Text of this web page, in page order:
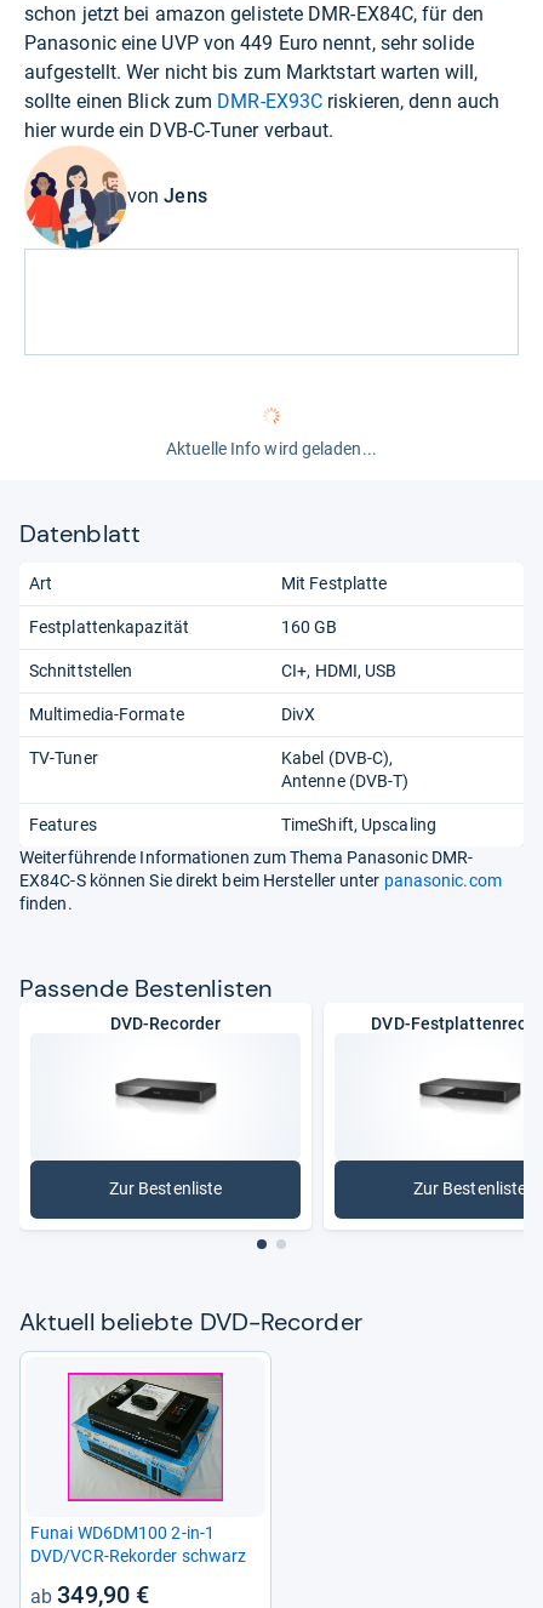
schon jetzt bei amazon gelistete DMR-EX84C, für den
Panasonic eine UVP von 449 Euro nennt, sehr solide
aufgestellt. Wer nicht bis zum Marktstart warten will,
sollte einen Blick zum DMR-EX93C riskieren, denn auch
hier wurde ein DVB-C-Tuner verbaut.
vonJens
Aktuelle Info wird geladen...
Datenblatt
Art Mit Festplatte
Festplattenkapazität 160 GB
Schnittstellen CI+ HDMI USB
Multimedia-Formate DivX
TV-Tuner
Kabel (DVB-C)
Antenne (DVB-T)
Features TimeShift Upscaling
Weiterführende Informationen zum Thema Panasonic DMR-
EX84C-S können Sie direkt beim Hersteller unter panasonic.com
finden.
Pas­sende Bes­ten­lis­ten
DVD-Recorder
Zur Bestenliste
: DVD-Recorder
DVD-
Zur Bestenliste
: DVD-
Aktu­ell beliebte DVD-​Recor­der
Funai WD6DM100 2-​in-​1
DVD/VCR-​Rekorder schwarz
349,90 €